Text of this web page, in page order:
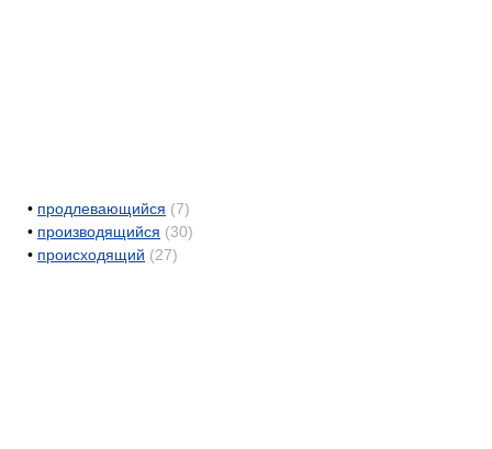
• продлевающийся (7)
• производящийся (30)
• происходящий (27)